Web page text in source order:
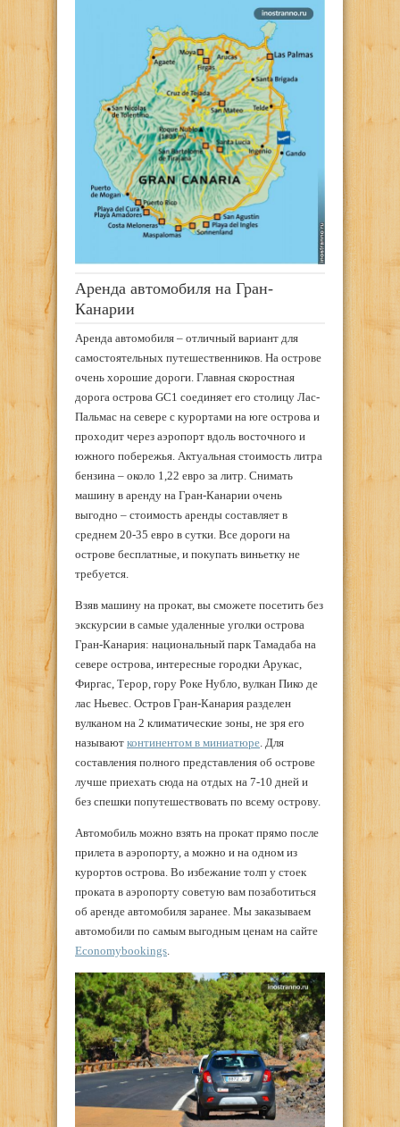
Аренда автомобиля на Гран-
Канарии
Аренда автомобиля – отличный вариант для
самостоятельных путешественников. На острове
очень хорошие дороги. Главная скоростная
дорога острова GC1 соединяет его столицу Лас-
Пальмас на севере с курортами на юге острова и
проходит через аэропорт вдоль восточного и
южного побережья. Актуальная стоимость литра
бензина – около 1,22 евро за литр. Снимать
машину в аренду на Гран-Канарии очень
выгодно – стоимость аренды составляет в
среднем 20-35 евро в сутки. Все дороги на
острове бесплатные, и покупать виньетку не
требуется.
Взяв машину на прокат, вы сможете посетить без
экскурсии в самые удаленные уголки острова
Гран-Канария: национальный парк Тамадаба на
севере острова, интересные городки Арукас,
Фиргас, Терор, гору Роке Нубло, вулкан Пико де
лас Ньевес. Остров Гран-Канария разделен
вулканом на 2 климатические зоны, не зря его
называют континентом в миниатюре. Для
составления полного представления об острове
лучше приехать сюда на отдых на 7-10 дней и
без спешки попутешествовать по всему острову.
Автомобиль можно взять на прокат прямо после
прилета в аэропорту, а можно и на одном из
курортов острова. Во избежание толп у стоек
проката в аэропорту советую вам позаботиться
об аренде автомобиля заранее. Мы заказываем
автомобили по самым выгодным ценам на сайте
Economybookings.